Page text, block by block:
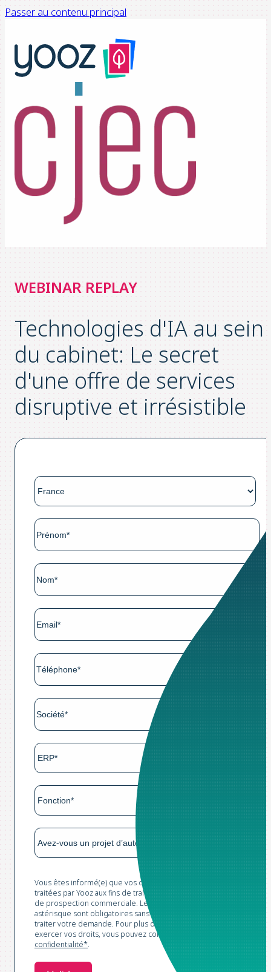
Passer au contenu principal
WEBINAR REPLAY
Technologies d'IA au sein
du cabinet: Le secret
d'une offre de services
disruptive et irrésistible
Vous êtes informé(e) que vos données sont collectées et
traitées par Yooz aux fins de traitement de votre demande et
de prospection commerciale. Les champs marqués d'un
astérisque sont obligatoires sans lesquels nous ne pourrions
traiter votre demande. Pour plus d'informations et pour
exercer vos droits, vous pouvez consulter notre
Politique de
confidentialité*.